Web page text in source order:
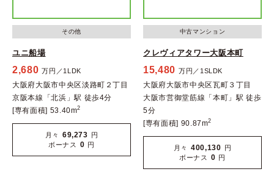
その他
ユニ船場
2,680 万円／1LDK
大阪府大阪市中央区淡路町２丁目
京阪本線「北浜」駅 徒歩4分
[専有面積] 53.40m2
月々 69,273 円
ボーナス
0 円
中古マンション
クレヴィアタワー大阪本町
15,480 万円／1SLDK
大阪府大阪市中央区瓦町３丁目
大阪市営御堂筋線「本町」駅 徒歩
5分
[専有面積] 90.87m2
月々 400,130 円
ボーナス
0 円